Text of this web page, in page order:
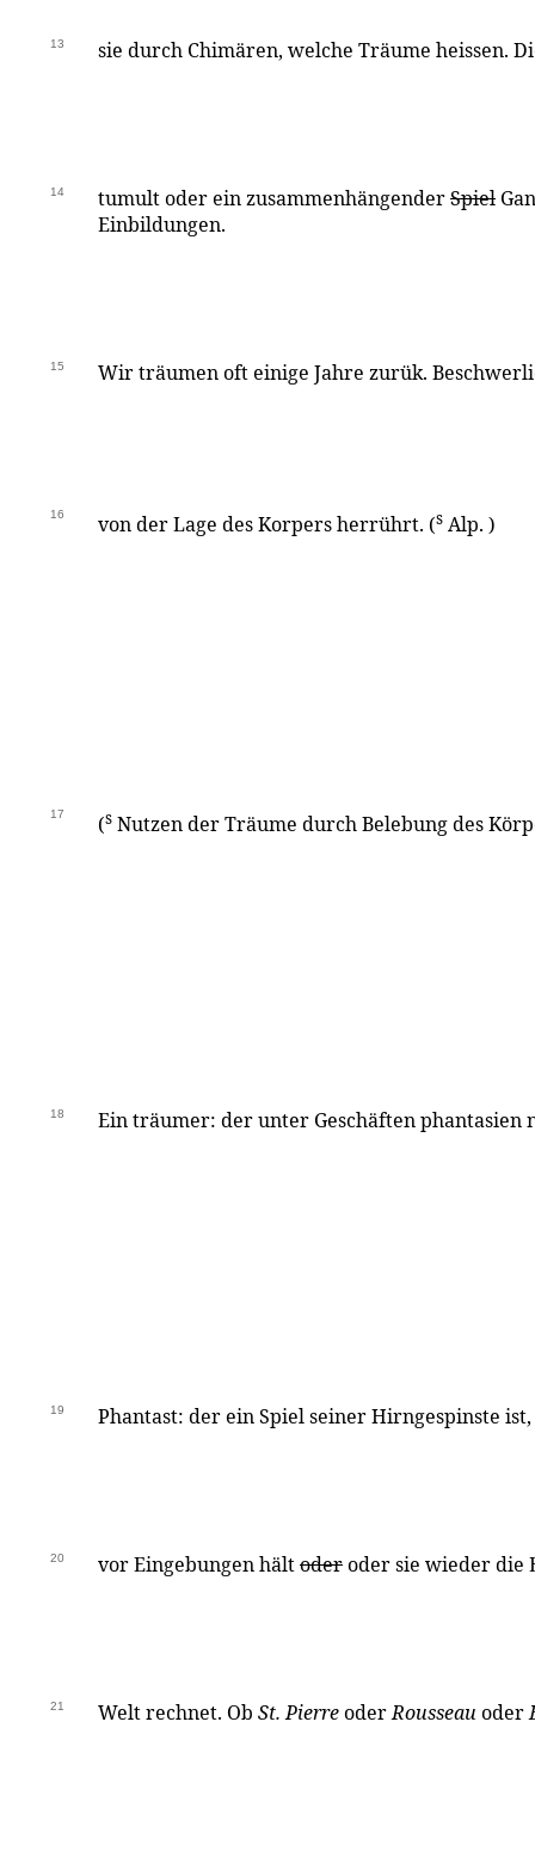
13 sie durch Chimären, welche Träume heissen.
14 tumult oder ein zusammenhängenderSpiel
Einbildungen.
15 Wir träumen oft einige Jahre zurük.
16 von der Lage des Korpers herrührt. (s Alp. )
17 (s Nutzen der Träume durch Belebung des
18 Ein träumer: der unter Geschäften phantasien
19 Phantast: der ein Spiel seiner Hirngespinste
20 vor Eingebungen hältoderoder sie wieder
21 Welt rechnet. Ob St. PierreoderRousseauoder